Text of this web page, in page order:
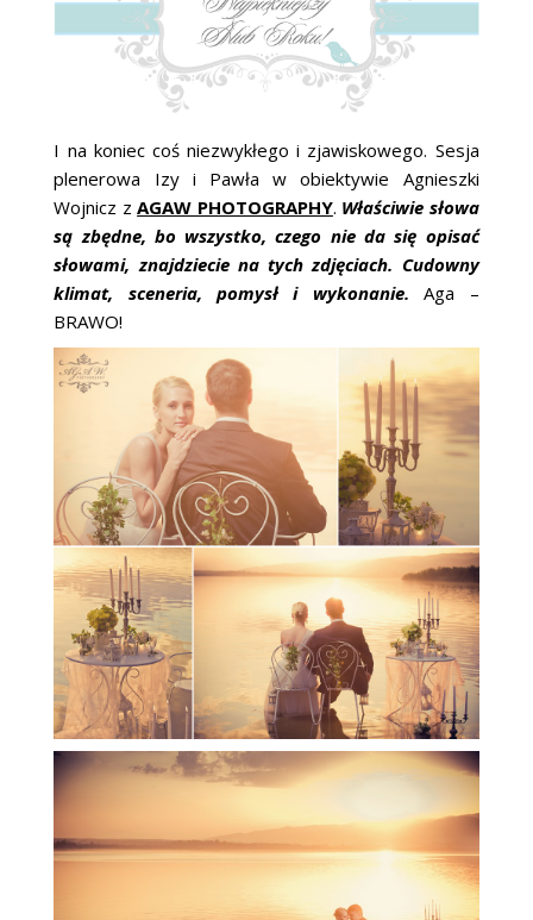
I na koniec coś niezwykłego i zjawiskowego. Sesja
plenerowa Izy i Pawła w obiektywie Agnieszki
Wojnicz zAGAW PHOTOGRAPHY. Właściwie słowa
są zbędne, bo wszystko, czego nie da się opisać
słowami, znajdziecie na tych zdjęciach. Cudowny
klimat, sceneria, pomysł i wykonanie.Aga –
BRAWO!